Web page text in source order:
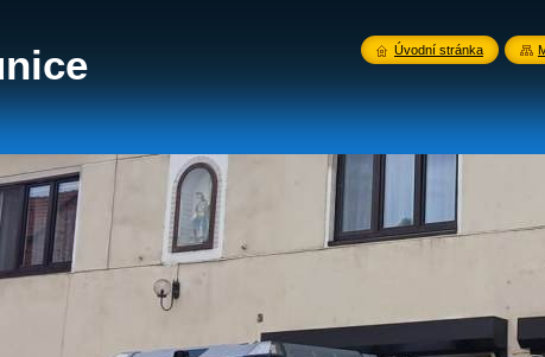
Úvodní stránka